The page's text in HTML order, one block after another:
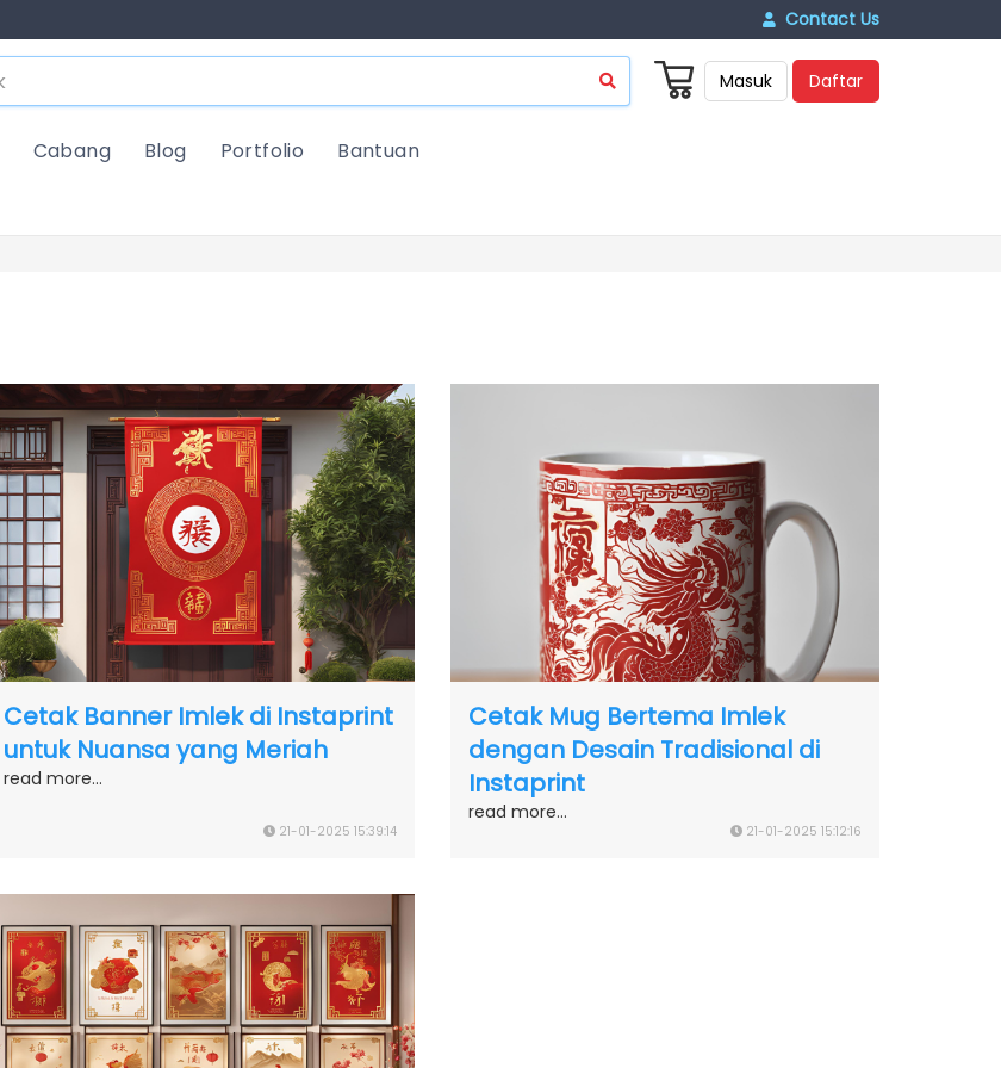
Contact Us
Masuk Daftar
Cabang Blog Portfolio
Bantuan
Cetak Banner Imlek di Instaprint
untuk Nuansa yang Meriah
read more...
21-01-2025 15:39:14
Cetak Mug Bertema Imlek
dengan Desain Tradisional di
Instaprint
read more...
21-01-2025 15:12:16